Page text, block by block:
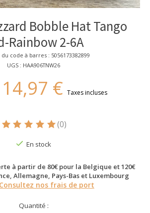
Bobble Hat Tango
Rainbow 2-6A
code à barres : 5056173382899
UGS : HAA906TNW26
14,97 € Taxes incluses
Ce produit est évalué à
(0)
En stock
à partir de 80€ pour la Belgique et 120€
Allemagne, Pays-Bas et Luxembourg
Consultez nos frais de port
Quantité :